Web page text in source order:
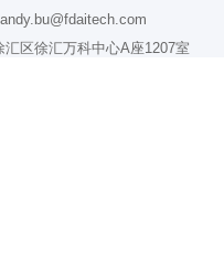
汇区徐汇万科中心A座1207室